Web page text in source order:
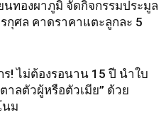
นทองผาภูมิ จัดกิจกรรมประมูล
กุศล คาดราคาแตะลูกละ 5
! ไม่ต้องรอนาน 15 ปี นำใบ
าลตัวผู้หรือตัวเมีย” ด้วย
นม